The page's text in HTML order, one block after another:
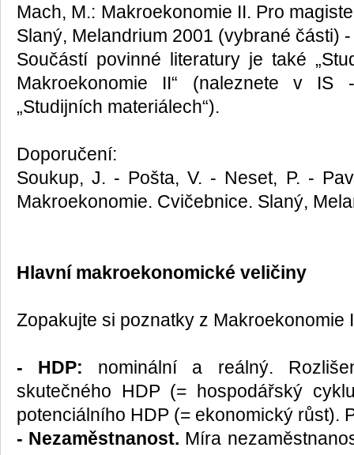
Mach, M.: Makroekonomie II. Pro
Slaný, Melandrium 2001 (vybrané části)
Součástí povinné literatury je také
Makroekonomie II“ (naleznete v IS
„Studijních materiálech“).
Doporučení:
Soukup, J. - Pošta, V. - Neset, P. -
Makroekonomie. Cvičebnice. Slaný,
Hlavní makroekonomické veličiny
Zopakujte si poznatky z Makroekonomie
- HDP: nominální a reálný.
skutečného HDP (= hospodářský
potenciálního HDP (= ekonomický růst).
- Nezaměstnanost. Míra